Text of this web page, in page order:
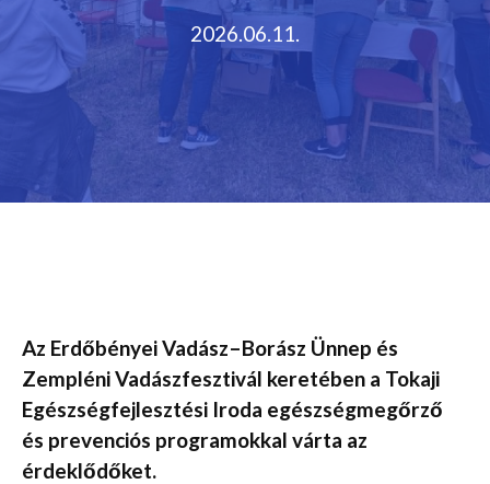
2026.06.11.
Az Erdőbényei Vadász–Borász Ünnep és
Zempléni Vadászfesztivál keretében a Tokaji
Egészségfejlesztési Iroda egészségmegőrző
és prevenciós programokkal várta az
érdeklődőket.